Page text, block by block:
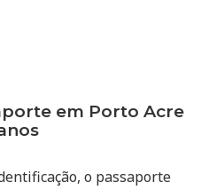
em Porto Acre
o passaporte